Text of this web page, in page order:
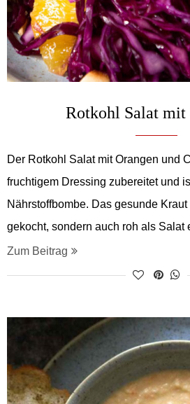
Rotkohl Salat mit
Der Rotkohl Salat mit Orangen und
fruchtigem Dressing zubereitet und
Nährstoffbombe. Das gesunde
gekocht, sondern auch roh als Salat
Zum Beitrag